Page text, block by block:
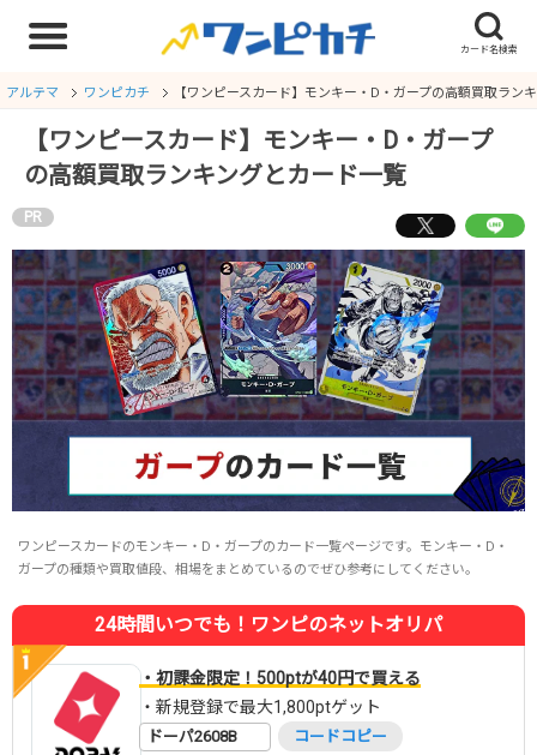
アルテマ ワンピカチ 【ワンピースカード】モンキー・D・ガープの高額買取ラン
【ワンピースカード】モンキー・D・ガープ
の高額買取ランキングとカード一覧
PR
ワンピースカードのモンキー・D・ガープのカード一覧ページです。モンキー・D・
ガープの種類や買取値段、相場をまとめているのでぜひ参考にしてください。
24時間いつでも！ワンピのネットオリパ
・初課金限定！500ptが40円で買える
・新規登録で最大1,800ptゲット
ドーパ2608B コードコピー